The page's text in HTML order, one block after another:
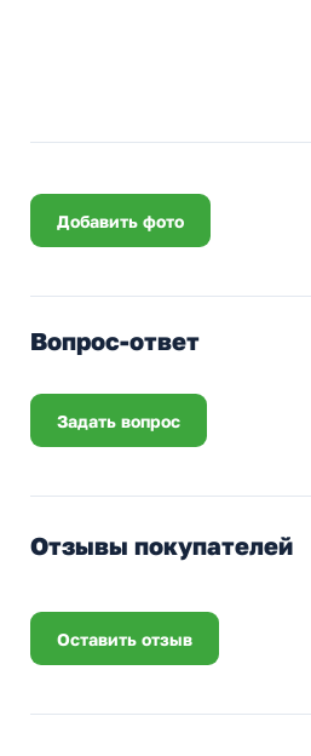
Добавить фото
Вопрос-ответ
Задать вопрос
Отзывы покупателей
Оставить отзыв